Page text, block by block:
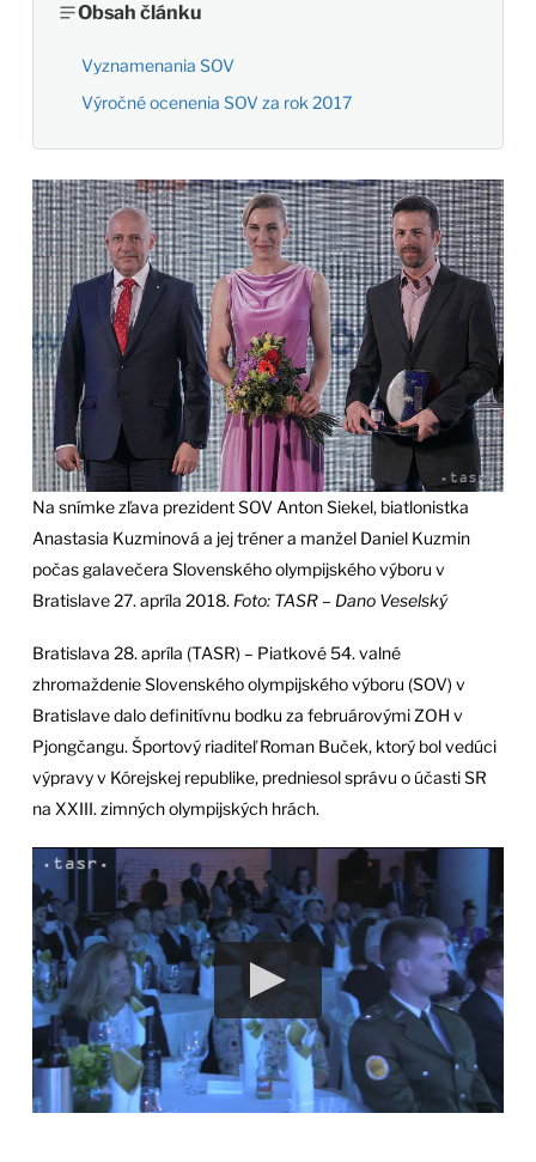
Obsah článku
Vyznamenania SOV
Výročné ocenenia SOV za rok 2017
Na snímke zľava prezident SOV Anton Siekel, biatlonistka
Anastasia Kuzminová a jej tréner a manžel Daniel Kuzmin
počas galavečera Slovenského olympijského výboru v
Bratislave 27. apríla 2018. Foto: TASR – Dano Veselský
Bratislava 28. apríla (TASR) – Piatkové 54. valné
zhromaždenie Slovenského olympijského výboru (SOV) v
Bratislave dalo definitívnu bodku za februárovými ZOH v
Pjongčangu. Športový riaditeľ Roman Buček, ktorý bol vedúci
výpravy v Kórejskej republike, predniesol správu o účasti SR
na XXIII. zimných olympijských hrách.